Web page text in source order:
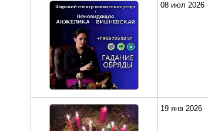
08 июл 2026
19 янв 2026